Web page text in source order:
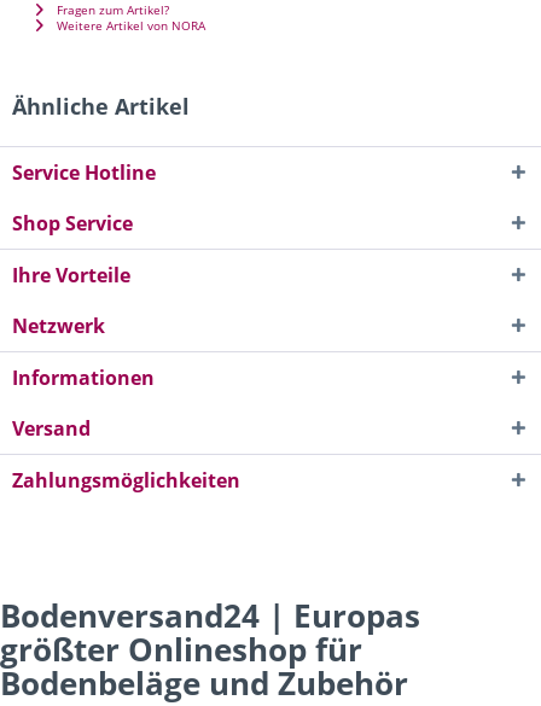
Fragen zum Artikel?
Weitere Artikel von NORA
Ähnliche Artikel
Service Hotline
Shop Service
Ihre Vorteile
Netzwerk
Informationen
Versand
Zahlungsmöglichkeiten
Bodenversand24 | Europas
größter Onlineshop für
Bodenbeläge und Zubehör